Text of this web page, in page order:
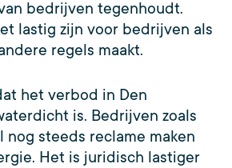
bedrijven tegenhoudt.
lastig zijn voor bedrijven als
regels maakt.
het verbod in Den
is. Bedrijven zoals
nog steeds reclame maken
Het is juridisch lastiger